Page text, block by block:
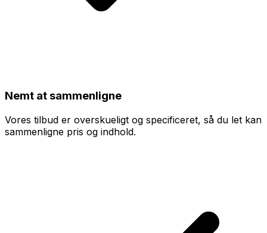
Nemt at sammenligne
Vores tilbud er overskueligt og specificeret, så du let kan
sammenligne pris og indhold.